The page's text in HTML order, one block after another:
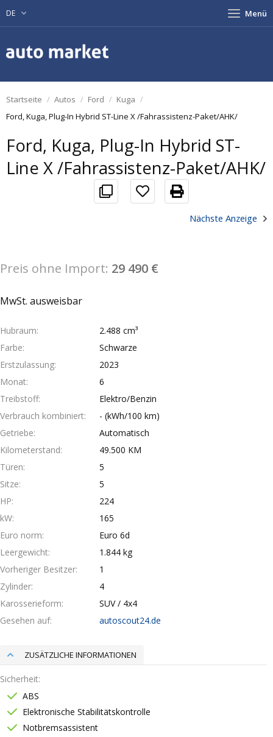
DE Menü
Startseite Autos Ford
Kuga
Ford, Kuga, Plug-In Hybrid ST-Line X /Fahrassistenz-Paket/AHK/
Ford, Kuga, Plug-In Hybrid ST-
Line X /Fahrassistenz-Paket/AHK/
Nächste Anzeige
Preis ohne Import: 29 490 €
MwSt. ausweisbar
Hubraum
2.488 cm³
Farbe
Schwarze
Erstzulassung
2023
Monat
6
Treibstoff
Elektro/Benzin
Verbrauch kombiniert
- (kWh/100 km)
Getriebe
Automatisch
Kilometerstand
49.500 KM
Türen
5
Sitze
5
HP
224
kW
165
Euro norm
Euro 6d
Leergewicht
1.844 kg
Vorheriger Besitzer
1
Zylinder
4
Karosserieform
SUV / 4x4
Gesehen auf
autoscout24.de
ZUSÄTZLICHE INFORMATIONEN
Sicherheit
ABS
Elektronische Stabilitätskontrolle
Notbremsassistent